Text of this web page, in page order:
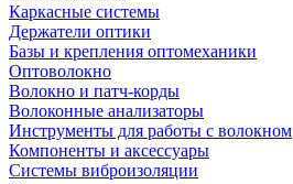
Каркасные системы
Держатели оптики
Базы и крепления оптомеханики
Оптоволокно
Волокно и патч-корды
Волоконные анализаторы
Инструменты для работы с волокном
Компоненты и аксессуары
Системы виброизоляции